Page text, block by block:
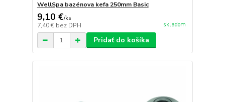
WellSpa bazénova kefa 250mm Basic
9,10 €/ks
7,40 € bez DPH skladom
Pridať do košíka